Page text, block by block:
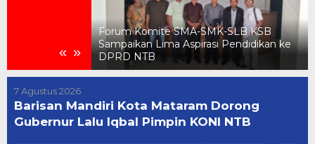
« »
KONI NTB
Forum Komite SMA-SMK-SLB KSB
Sampaikan Lima Aspirasi Pendidikan ke
DPRD NTB
7 Agustus 2026
Barisan Mandiri Kota Mataram Dorong
Gubernur Lalu Iqbal Pimpin KONI NTB